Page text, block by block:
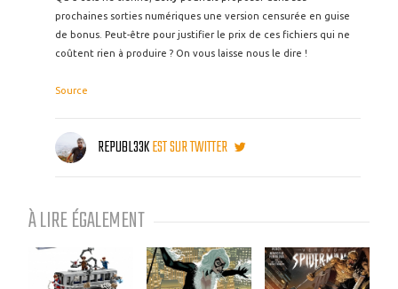
prochaines sorties numériques une version censurée en guise
de bonus. Peut-être pour justifier le prix de ces fichiers qui ne
coûtent rien à produire ? On vous laisse nous le dire !
Source
REPUBL33KEST SUR TWITTER
À LIRE ÉGALEMENT